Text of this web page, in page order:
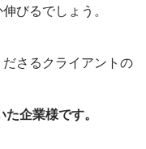
びるでしょう。
さるクライアントの
企業様です。